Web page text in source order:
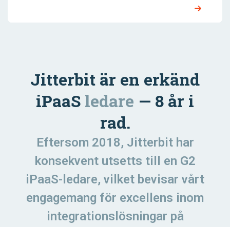
Jitterbit är en erkänd
iPaaS ledare — 8 år i
rad.
Eftersom 2018, Jitterbit har
konsekvent utsetts till en G2
iPaaS-ledare, vilket bevisar vårt
engagemang för excellens inom
integrationslösningar på